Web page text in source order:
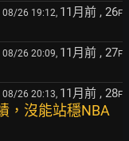
08/26 19:12, 11月前 , 26F
08/26 20:09, 11月前 , 27F
08/26 20:13, 11月前 , 28F
，沒能站穩NBA